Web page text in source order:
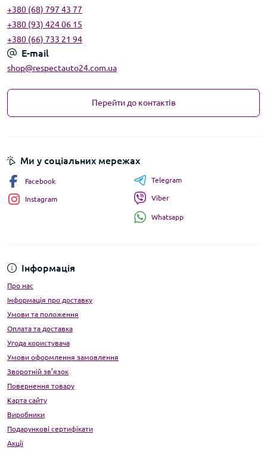
+380 (68) 797 43 77
+380 (93) 424 06 15
+380 (66) 733 21 94
E-mail
shop@respectauto24.com.ua
Перейти до контактів
Інформація
Про нас
Інформація про доставку
Умови та положення
Оплата та доставка
Угода користувача
Умови оформлення замовлення
Зворотній зв’язок
Повернення товару
Карта сайту
Виробники
Подарункові сертифікати
Акції
Ми у соціальних мережах
Facebook
Instagram
Telegram
Viber
Whatsapp